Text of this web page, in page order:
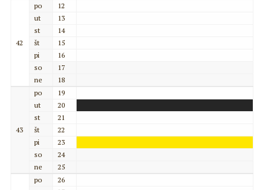
42
po
12
ut
13
st
14
št
15
pi
16
so
17
ne
18
43
po
19
ut
20
st
21
št
22
pi
23
so
24
ne
25
po
26